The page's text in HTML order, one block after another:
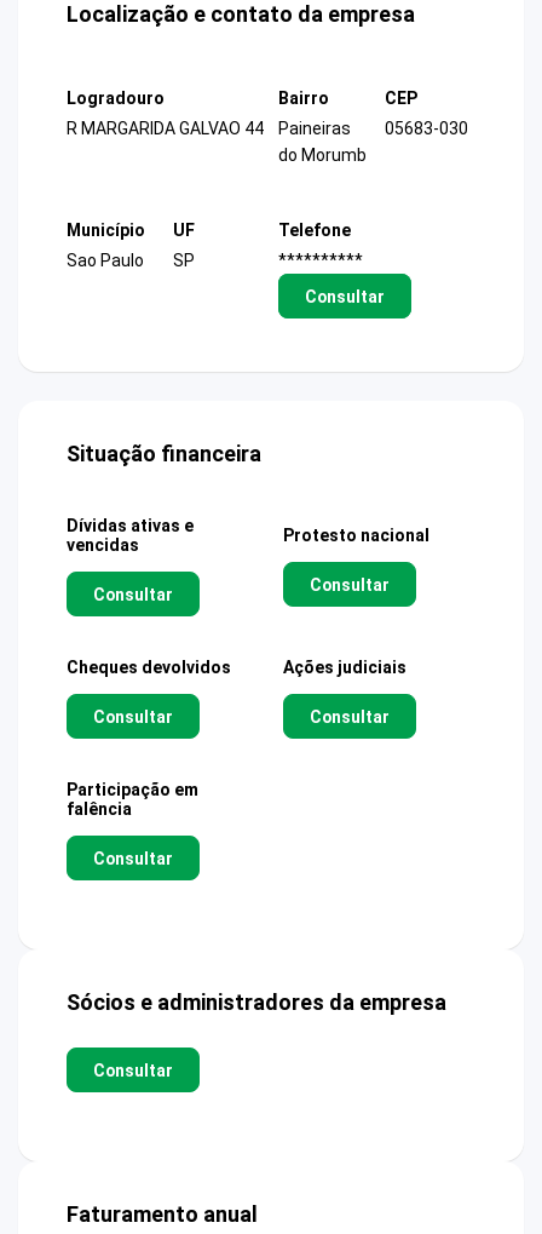
Localização e contato da empresa
Logradouro
R MARGARIDA GALVAO 44
Bairro
Paineiras
do Morumb
CEP
05683-030
Município
Sao Paulo
UF
SP
Telefone
**********
Consultar
Situação financeira
Dívidas ativas e
vencidas
Consultar
Protesto nacional
Consultar
Cheques devolvidos
Consultar
Ações judiciais
Consultar
Participação em
falência
Consultar
Sócios e administradores da empresa
Consultar
Faturamento anual